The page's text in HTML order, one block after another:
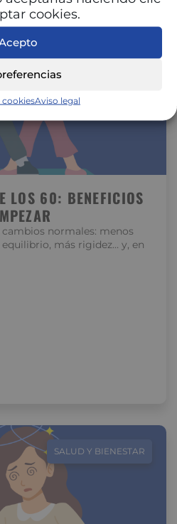
cookies.
cookiesAviso legal
SALUD Y BIENESTAR
LOS 60: BENEFICIOS
cambios normales: menos
más rigidez… y, en
SALUD Y BIENESTAR